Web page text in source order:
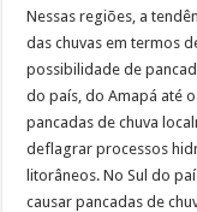
Nessas regiões, a
das chuvas em termos
possibilidade de
do país, do Amapá até
pancadas de chuva
deflagrar processos
litorâneos. No Sul do
causar pancadas de